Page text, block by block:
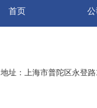
首页
地址：上海市普陀区永登